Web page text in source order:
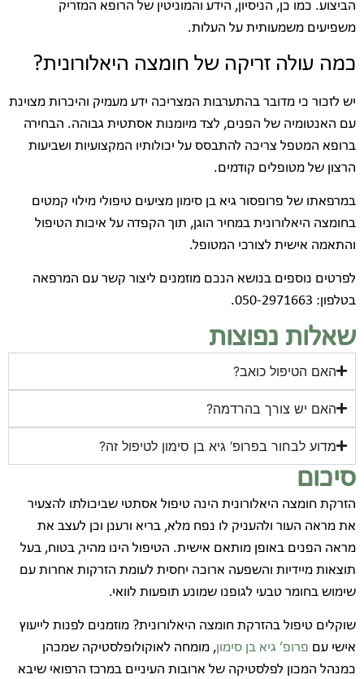
הביצוע. כמו כן, הניסיון, הידע והמוניטין של הרופא המזריק
משפיעים משמעותית על העלות.
כמה עולה זריקה של חומצה היאלורונית?
יש לזכור כי מדובר בהתערבות המצריכה ידע מעמיק והיכרות מצוינת
עם האנטומיה של הפנים, לצד מיומנות אסתטית גבוהה. הבחירה
ברופא המטפל צריכה להתבסס על יכולותיו המקצועיות ושביעות
הרצון של מטופלים קודמים.
במרפאתו של פרופסור גיא בן סימון מציעים טיפולי מילוי קמטים
בחומצה היאלורונית במחיר הוגן, תוך הקפדה על איכות הטיפול
והתאמה אישית לצורכי המטופל.
לפרטים נוספים בנושא הנכם מוזמנים ליצור קשר עם המרפאה
בטלפון: 050-2971663.
שאלות נפוצות
האם הטיפול כואב?
האם יש צורך בהרדמה?
מדוע לבחור בפרופ’ גיא בן סימון לטיפול זה?
סיכום
הזרקת חומצה היאלורונית הינה טיפול אסתטי שביכולתו להצעיר
את מראה העור ולהעניק לו נפח מלא, בריא ורענן וכן לעצב את
מראה הפנים באופן מותאם אישית. הטיפול הינו מהיר, בטוח, בעל
תוצאות מיידיות והשפעה ארוכה יחסית לעומת הזרקות אחרות עם
שימוש בחומר טבעי לגופנו שמונע תופעות לוואי.
שוקלים טיפול בהזרקת חומצה היאלורונית? מוזמנים לפנות לייעוץ
אישי עםפרופ’ גיא בן סימון, מומחה לאוקולופלסטיקה שמכהן
כמנהל המכון לפלסטיקה של ארובות העיניים במרכז הרפואי שיבא